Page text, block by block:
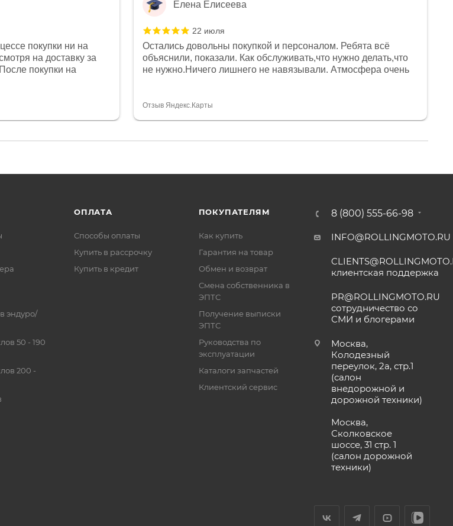
покупки ни на
на доставку за
покупки на
магазина
была решена.
к клиенту после
Елена Елисеева
22 июля
Остались довольны покупкой и персоналом. Ребята всё
объяснили, показали. Как обслуживать,что нужно делать,что
не нужно.Ничего лишнего не навязывали. Атмосфера очень
огромное спасибо Дмитрию, за клиентоориентированность и
Отзыв Яндекс.Карты
эндуро/
50 - 190
200 -
ОПЛАТА
Способы оплаты
Купить в рассрочку
Купить в кредит
ПОКУПАТЕЛЯМ
Как купить
Гарантия на товар
Обмен и возврат
Смена собственника в
ЭПТС
Получение выписки
ЭПТС
Руководства по
эксплуатации
Каталоги запчастей
Клиентский сервис
8 (800) 555-66-98
INFO@ROLLINGMOTO.RU
клиентская поддержка
PR@ROLLINGMOTO.RU
сотрудничество со
СМИ и блогерами
Москва,
Колодезный
переулок, 2а, стр.1
(салон
внедорожной и
дорожной техники)
Москва,
Сколковское
шоссе, 31 стр. 1
(салон дорожной
техники)